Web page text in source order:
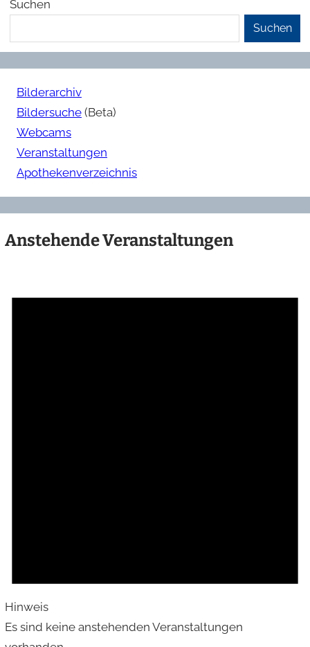
Suchen
Suchen
Bilderarchiv
Bildersuche (Beta)
Webcams
Veranstaltungen
Apothekenverzeichnis
Anstehende Veranstaltungen
Hinweis
Es sind keine anstehenden Veranstaltungen